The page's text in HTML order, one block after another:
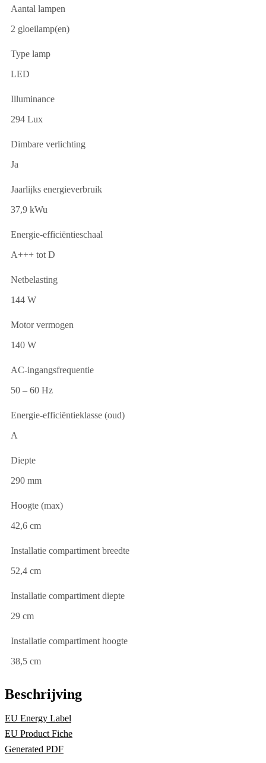
Aantal lampen
2 gloeilamp(en)
Type lamp
LED
Illuminance
294 Lux
Dimbare verlichting
Ja
Jaarlijks energieverbruik
37,9 kWu
Energie-efficiëntieschaal
A+++ tot D
Netbelasting
144 W
Motor vermogen
140 W
AC-ingangsfrequentie
50 – 60 Hz
Energie-efficiëntieklasse (oud)
A
Diepte
290 mm
Hoogte (max)
42,6 cm
Installatie compartiment breedte
52,4 cm
Installatie compartiment diepte
29 cm
Installatie compartiment hoogte
38,5 cm
Beschrijving
EU Energy Label
EU Product Fiche
Generated PDF